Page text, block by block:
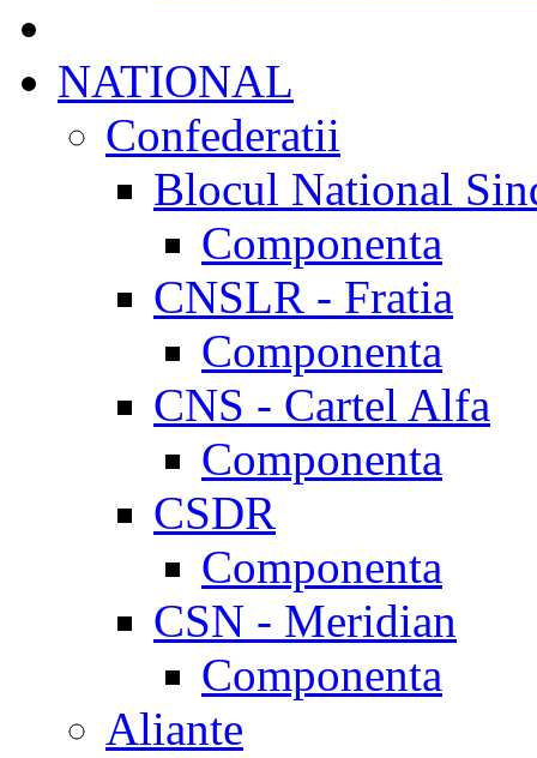
NATIONAL
Confederatii
Blocul National
Componenta
CNSLR - Fratia
Componenta
CNS - Cartel Alfa
Componenta
CSDR
Componenta
CSN - Meridian
Componenta
Aliante